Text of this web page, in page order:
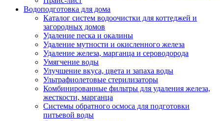
Водоподготовка для дома
Каталог систем водоочистки для коттеджей и
загородных домов
Удаление песка и окалины
Удаление мутности и окисленного железа
Удаление железа, марганца и сероводорода
Умягчение воды
Улучшение вкуса, цвета и запаха воды
Ультрафиолетовые стерилизаторы
Комбинированные фильтры для удаления железа,
жесткости, марганца
Системы обратного осмоса для подготовки
питьевой воды